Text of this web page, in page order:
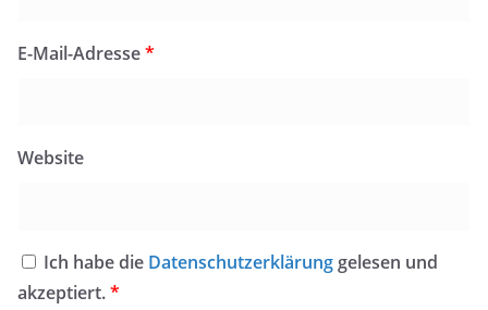
E-Mail-Adresse*
Website
Ich habe die Datenschutzerklärung gelesen und
akzeptiert.*